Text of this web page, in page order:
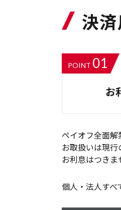
決
POINT 01
お
ペイオフ全面解
お取扱いは現行
お利息はつきま
個人・法人すべ